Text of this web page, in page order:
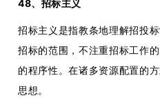
48、招标主义
招标主义是指教条地理解招投
招标的范围，不注重招标工作
的程序性。在诸多资源配置的
思想。